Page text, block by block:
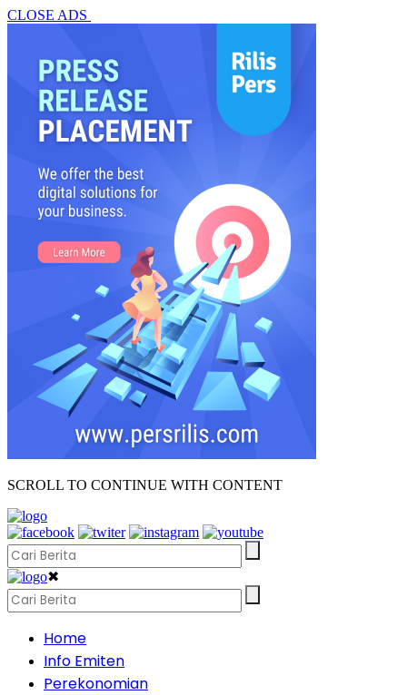
CLOSE ADS
SCROLL TO CONTINUE WITH CONTENT
✖
Home
Info Emiten
Perekonomian